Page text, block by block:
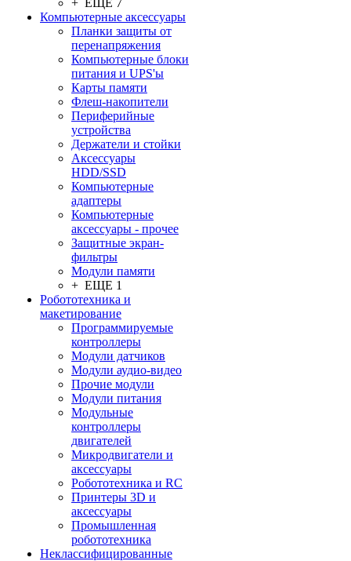
+ ЕЩЕ 7
Компьютерные аксессуары
Планки защиты от
перенапряжения
Компьютерные блоки
питания и UPS'ы
Карты памяти
Флеш-накопители
Периферийные
устройства
Держатели и стойки
Аксессуары
HDD/SSD
Компьютерные
адаптеры
Компьютерные
аксессуары - прочее
Защитные экран-
фильтры
Модули памяти
+ ЕЩЕ 1
Робототехника и
макетирование
Программируемые
контроллеры
Модули датчиков
Модули аудио-видео
Прочие модули
Модули питания
Модульные
контроллеры
двигателей
Микродвигатели и
аксессуары
Робототехника и RC
Принтеры 3D и
аксессуары
Промышленная
робототехника
Неклассифицированные